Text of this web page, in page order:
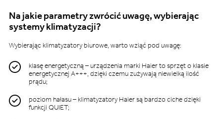
Na jakie parametry zwrócić uwagę, wybierając
systemy klimatyzacji?
Wybierając klimatyzatory biurowe, warto wziąć pod uwagę:
klasę energetyczną – urządzenia marki Haier to sprzęt o klasie
energetycznej A+++, dzięki czemu zużywają niewielką ilość
prądu;
poziom hałasu – klimatyzatory Haier są bardzo ciche dzięki
funkcji QUIET;